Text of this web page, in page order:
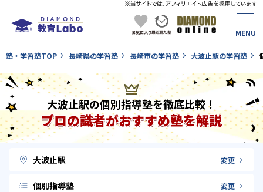
塾・学習塾TOP 長崎県の学習塾 長崎市の学習塾 大波止駅の学習塾
大波止駅の個別指導塾を徹底比較！
プロの識者がおすすめ塾を解説
大波止駅 変更
個別指導塾 変更